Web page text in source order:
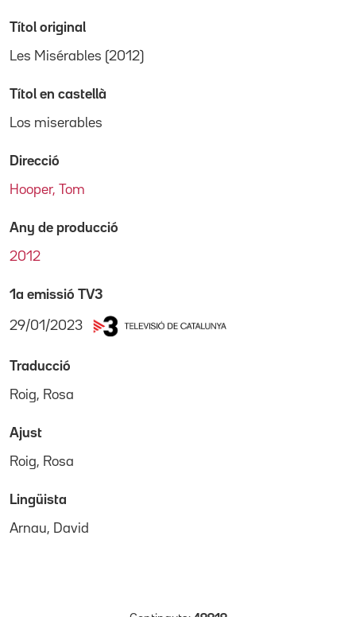
Títol original
Les Misérables (2012)
Títol en castellà
Los miserables
Direcció
Hooper, Tom
Any de producció
2012
1a emissió TV3
29/01/2023
Traducció
Roig, Rosa
Ajust
Roig, Rosa
Lingüista
Arnau, David